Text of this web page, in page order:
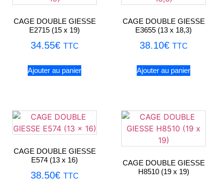
CAGE DOUBLE GIESSE
E2715 (15 x 19)
34.55€ TTC
Ajouter au panier
CAGE DOUBLE GIESSE
E3655 (13 x 18,3)
38.10€ TTC
Ajouter au panier
CAGE DOUBLE GIESSE
E574 (13 x 16)
38.50€ TTC
CAGE DOUBLE GIESSE
H8510 (19 x 19)